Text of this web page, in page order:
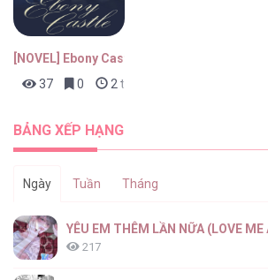
[NOVEL] Ebony Castle
37
0 2 tháng trước
BẢNG XẾP HẠNG
Ngày Tuần Tháng
YÊU EM THÊM LẦN NỮA (LOVE ME
217